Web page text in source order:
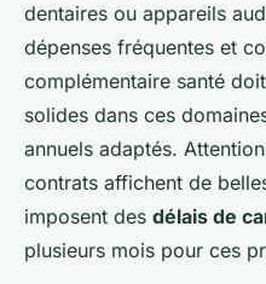
dentaires ou appareils
dépenses fréquentes et
complémentaire santé
solides dans ces
annuels adaptés.
contrats affichent de
imposent des délais de
plusieurs mois pour ces